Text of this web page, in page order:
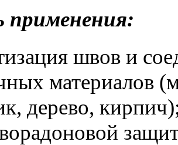
применения:
швов и
материалов
дерево,